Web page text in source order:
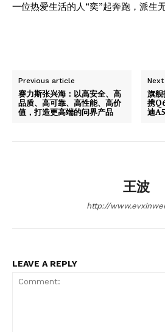
News
Magazine
一位热爱生活的人“奕”起奔跑，派生
Previous article
赛力斯张兴海：以高安全、高
品质、高可靠、高性能、高价
值，打造更高端的问界产品
旗
携
迪
王波
http://
LEAVE A REPLY